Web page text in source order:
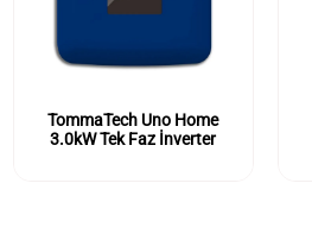
TommaTech Uno Home
3.0kW Tek Faz İnverter